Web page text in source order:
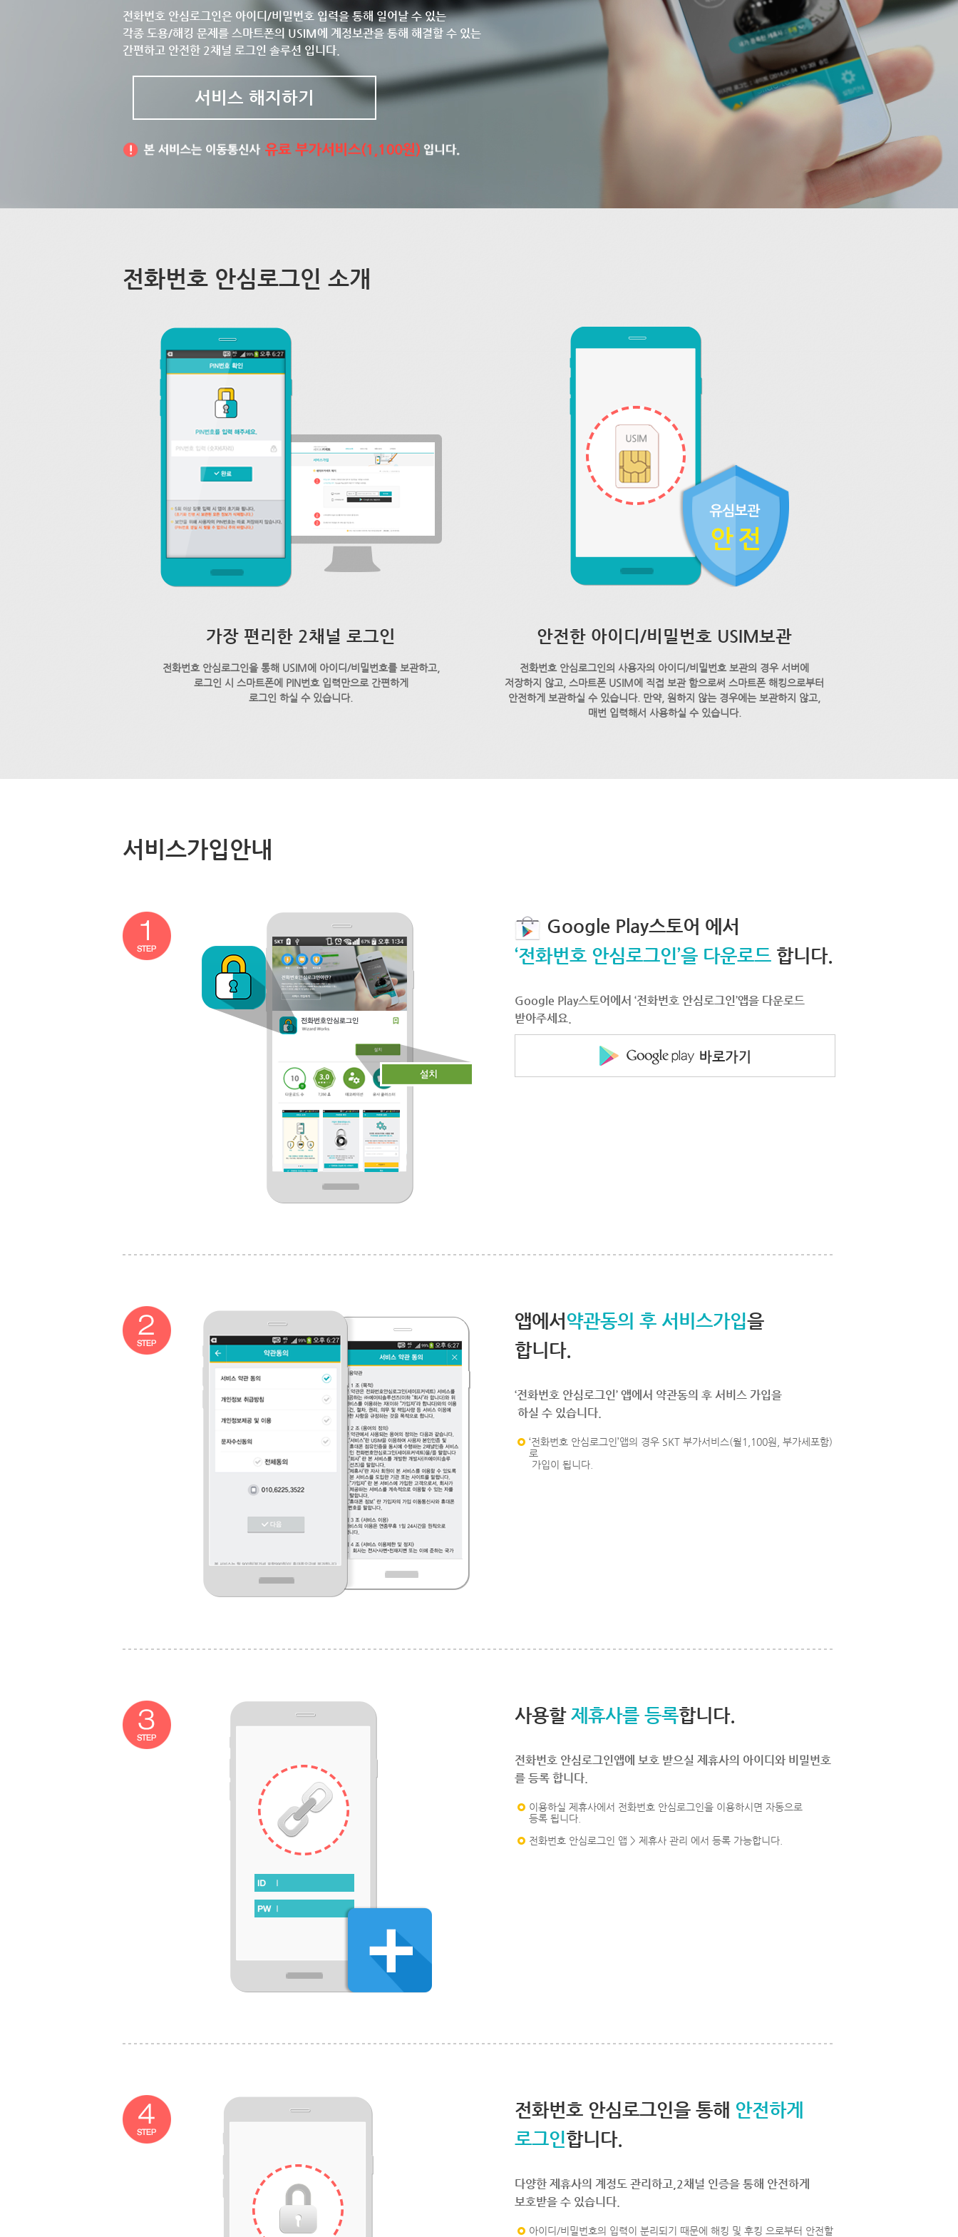
전화번호 안심로그인은 아이디/비밀번호 입력을 통해 일어날 수 있는
각종 도용/해킹 문제를 스마트폰의 USIM에 계정보관을 통해 해결할 수 있는
간편하고 안전한 2채널 로그인 솔루션 입니다.
서비스 해지하기
전화번호 안심로그인 소개
가장 편리한 2채널 로그인
전화번호 안심로그인을 통해 USIM에 아이디/비밀번호를 보관하고,
로그인 시 스마트폰에 PIN번호 입력만으로 간편하게
로그인 하실 수 있습니다.
안전한 아이디/비밀번호 USIM보관
전화번호 안심로그인의 사용자의 아이디/비밀번호 보관의 경우 서버에
저장하지 않고, 스마트폰 USIM에 직접 보관 함으로써 스마트폰 해킹으로부터
안전하게 보관하실 수 있습니다. 만약, 원하지 않는 경우에는 보관하지 않고,
매번 입력해서 사용하실 수 있습니다.
서비스가입안내
Google Play스토어 에서
‘전화번호 안심로그인’을 다운로드 합니다.
Google Play스토어에서 ‘전화번호 안심로그인’앱을 다운로드
받아주세요.
앱에서 약관동의 후 서비스가입을
합니다.
‘전화번호 안심로그인’ 앱에서 약관동의 후 서비스 가입을
하실 수 있습니다.
‘전화번호 안심로그인’앱의 경우 SKT 부가서비스(월1,100원, 부가세포함)
로
가입이 됩니다.
사용할 제휴사를 등록합니다.
전화번호 안심로그인앱에 보호 받으실 제휴사의 아이디와 비밀번호
를 등록 합니다.
이용하실 제휴사에서 전화번호 안심로그인을 이용하시면 자동으로
등록 됩니다.
전화번호 안심로그인 앱 > 제휴사 관리 에서 등록 가능합니다.
전화번호 안심로그인을 통해 안전하게
로그인합니다.
다양한 제휴사의 계정도 관리하고,2채널 인증을 통해 안전하게
보호받을 수 있습니다.
아이디/비밀번호의 입력이 분리되기 때문에 해킹 및 후킹 으로부터 안전할